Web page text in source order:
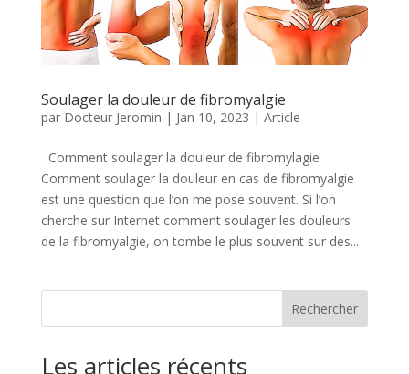
Soulager la douleur de fibromyalgie
par Docteur Jeromin | Jan 10, 2023 | Article
Comment soulager la douleur de fibromylagie
Comment soulager la douleur en cas de fibromyalgie
est une question que l’on me pose souvent. Si l’on
cherche sur Internet comment soulager les douleurs
de la fibromyalgie, on tombe le plus souvent sur des...
Rechercher
Les articles récents